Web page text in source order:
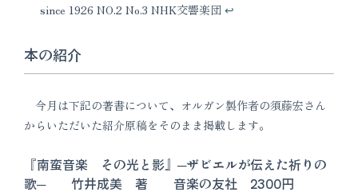
since 1926 NO.2 No.3 NHK交響楽団 ↩︎
本の紹介
今月は下記の著書について、オルガン製作者の須藤宏さん
からいただいた紹介原稿をそのまま掲載します。
『南蛮音楽 その光と影』─ザビエルが伝えた祈りの
歌─ 竹井成美 著 音楽の友社 2300円